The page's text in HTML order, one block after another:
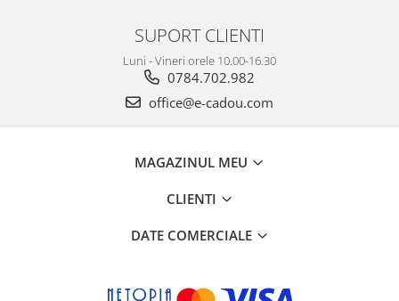
SUPORT CLIENTI
Luni - Vineri orele 10.00-16.30
0784.702.982
office@e-cadou.com
MAGAZINUL MEU
CLIENTI
DATE COMERCIALE